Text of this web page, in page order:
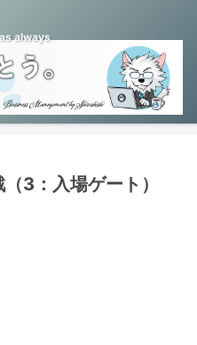
always
3：入場ゲート）